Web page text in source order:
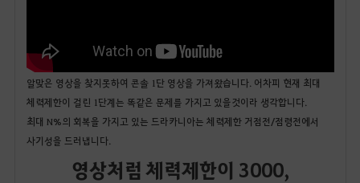
알맞은 영상을 찾지못하여 콘솔 1단 영상을 가져왔습니다. 어차피 현재 최대
체력제한이 걸린 1단계는 똑같은 문제를 가지고 있을것이라 생각합니다.
최대 N%의 회복을 가지고 있는 드라카니아는 체력제한 거점전/점령전에서
사기성을 드러냅니다.
영상처럼 체력제한이 3000,